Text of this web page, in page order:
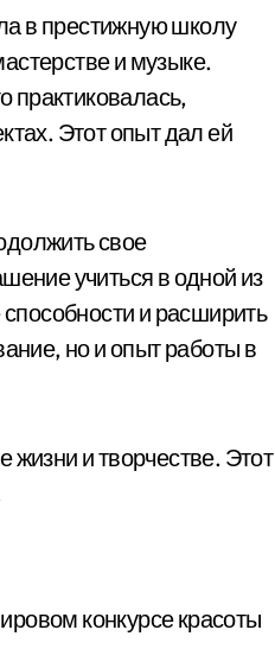
в престижную школу
и музыке.
практиковалась,
Этот опыт дал ей
свое
учиться в одной из
и расширить
но и опыт работы в
и творчестве. Этот
конкурсе красоты